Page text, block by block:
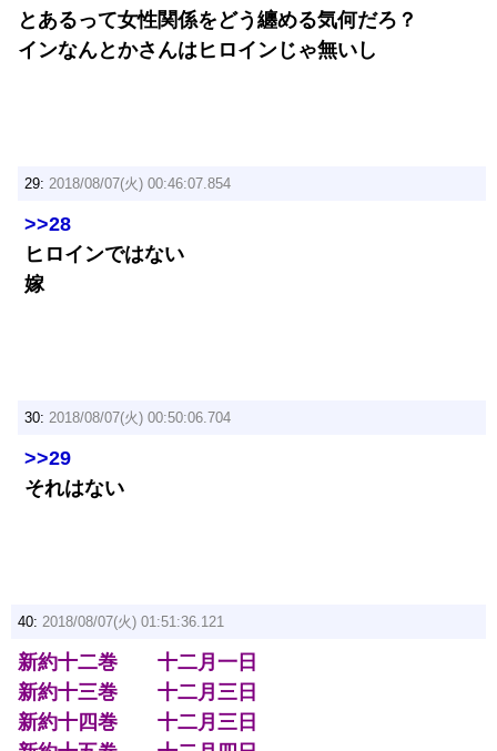
とあるって女性関係をどう纏める気何だろ？
インなんとかさんはヒロインじゃ無いし
29: 2018/08/07(火) 00:46:07.854
>>28
ヒロインではない
嫁
30: 2018/08/07(火) 00:50:06.704
>>29
それはない
40: 2018/08/07(火) 01:51:36.121
新約十二巻 十二月一日
新約十三巻 十二月三日
新約十四巻 十二月三日